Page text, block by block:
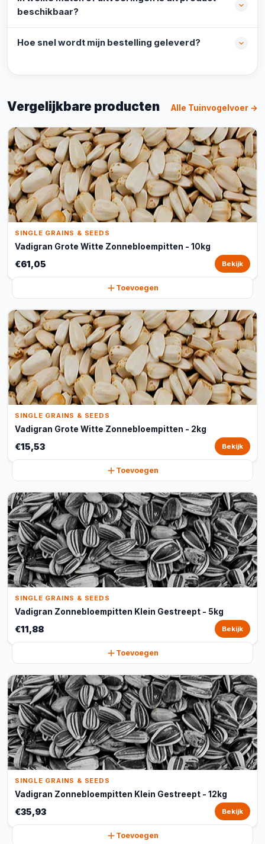
beschikbaar?
Hoe snel wordt mijn bestelling geleverd?
Vergelijkbare producten Alle Tuinvogelvoer →
SINGLE GRAINS & SEEDS
Vadigran Grote Witte Zonnebloempitten - 10kg
€61,05 Bekijk
Toevoegen
SINGLE GRAINS & SEEDS
Vadigran Grote Witte Zonnebloempitten - 2kg
€15,53 Bekijk
Toevoegen
SINGLE GRAINS & SEEDS
Vadigran Zonnebloempitten Klein Gestreept - 5kg
€11,88 Bekijk
Toevoegen
SINGLE GRAINS & SEEDS
Vadigran Zonnebloempitten Klein Gestreept - 12kg
€35,93 Bekijk
Toevoegen